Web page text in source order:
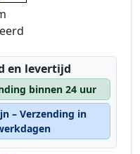
en levertijd
binnen 24 uur
– Verzending in